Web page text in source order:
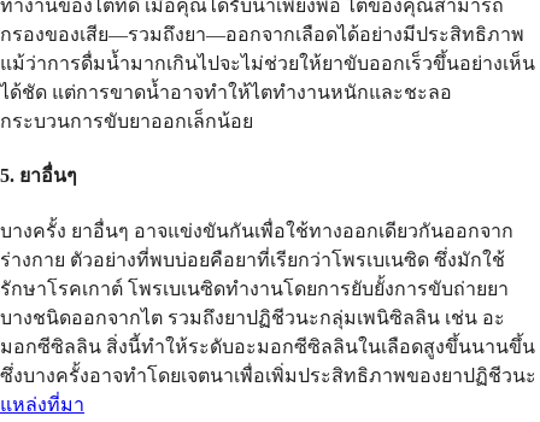
ทำงานของไตที่ดี เมื่อคุณได้รับน้ำเพียงพอ ไตของคุณสามารถ
กรองของเสีย—รวมถึงยา—ออกจากเลือดได้อย่างมีประสิทธิภาพ
แม้ว่าการดื่มน้ำมากเกินไปจะไม่ช่วยให้ยาขับออกเร็วขึ้นอย่างเห็น
ได้ชัด แต่การขาดน้ำอาจทำให้ไตทำงานหนักและชะลอ
กระบวนการขับยาออกเล็กน้อย
5. ยาอื่นๆ
บางครั้ง ยาอื่นๆ อาจแข่งขันกันเพื่อใช้ทางออกเดียวกันออกจาก
ร่างกาย ตัวอย่างที่พบบ่อยคือยาที่เรียกว่าโพรเบเนซิด ซึ่งมักใช้
รักษาโรคเกาต์ โพรเบเนซิดทำงานโดยการยับยั้งการขับถ่ายยา
บางชนิดออกจากไต รวมถึงยาปฏิชีวนะกลุ่มเพนิซิลลิน เช่น อะ
มอกซีซิลลิน สิ่งนี้ทำให้ระดับอะมอกซีซิลลินในเลือดสูงขึ้นนานขึ้น
ซึ่งบางครั้งอาจทำโดยเจตนาเพื่อเพิ่มประสิทธิภาพของยาปฏิชีวนะ
แหล่งที่มา